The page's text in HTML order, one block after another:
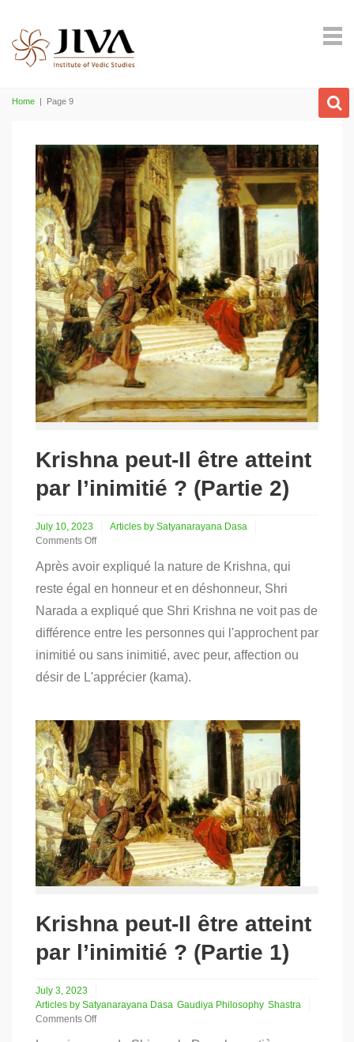
Home | Page 9
Krishna peut-Il être atteint
par l’inimitié ? (Partie 2)
July 10, 2023
Articles by Satyanarayana Dasa
Comments Off
Krishna
peut-
Il
être
atteint
par
l’inimitié
(Partie
Après avoir expliqué la nature de Krishna, qui
reste égal en honneur et en déshonneur, Shri
Narada a expliqué que Shri Krishna ne voit pas de
différence entre les personnes qui l'approchent par
inimitié ou sans inimitié, avec peur, affection ou
désir de L'apprécier (kama).
Krishna peut-Il être atteint
par l’inimitié ? (Partie 1)
July 3, 2023
Articles by Satyanarayana Dasa Gaudiya Philosophy Shastra
Comments Off